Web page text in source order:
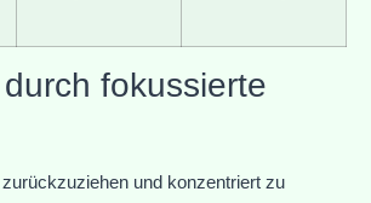
fokussierte
und konzentriert zu